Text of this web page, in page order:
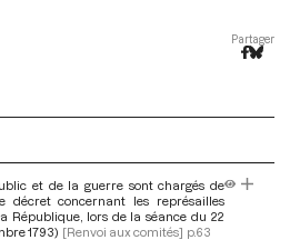
Partager
et de la guerre sont chargés de
décret concernant les représailles
République, lors de la séance du 22
1793) [Renvoi aux comités] p.63